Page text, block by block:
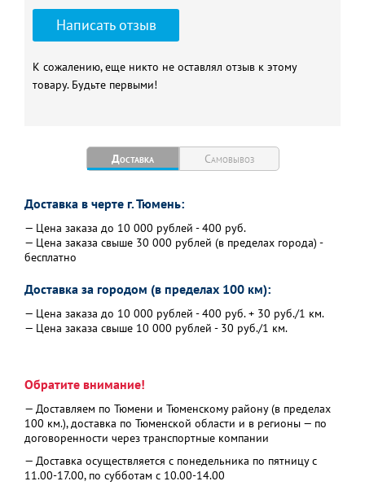
Написать отзыв
К сожалению, еще никто не оставлял отзыв к этому
товару. Будьте первыми!
Доставка Самовывоз
Доставка в черте г. Тюмень:
— Цена заказа до 10 000 рублей - 400 руб.
— Цена заказа свыше 30 000 рублей (в пределах города) -
бесплатно
Доставка за городом (в пределах 100 км):
— Цена заказа до 10 000 рублей - 400 руб. + 30 руб./1 км.
— Цена заказа свыше 10 000 рублей - 30 руб./1 км.
Обратите внимание!
— Доставляем по Тюмени и Тюменскому району (в пределах
100 км.), доставка по Тюменской области и в регионы — по
договоренности через транспортные компании
— Доставка осуществляется с понедельника по пятницу с
11.00-17.00, по субботам с 10.00-14.00